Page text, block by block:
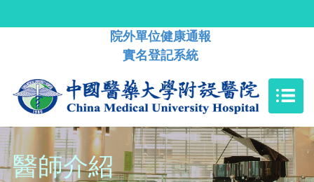
院外單位健康通報
實名登記系統
醫師介紹